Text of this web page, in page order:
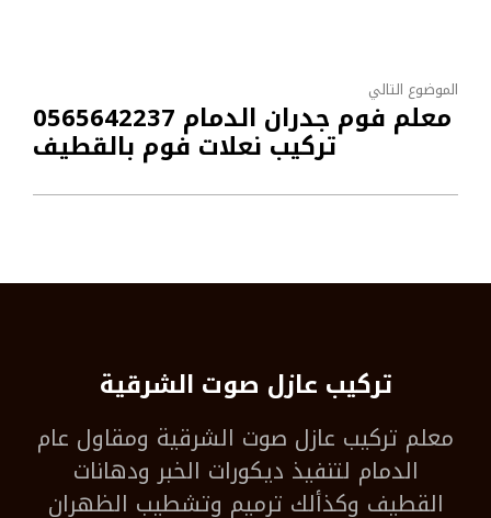
الموضوع التالي
معلم فوم جدران الدمام 0565642237
تركيب نعلات فوم بالقطيف
تركيب عازل صوت الشرقية
معلم تركيب عازل صوت الشرقية ومقاول عام
الدمام لتنفيذ ديكورات الخبر ودهانات
القطيف وكذألك ترميم وتشطيب الظهران